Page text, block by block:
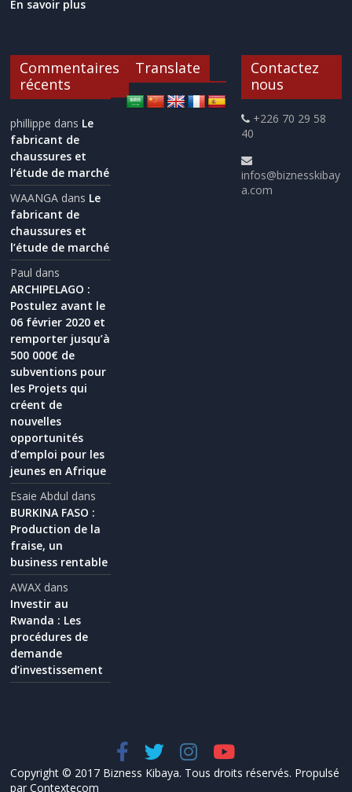
En savoir plus
Commentaires
récents
phillippe dans Le
fabricant de
chaussures et
l’étude de marché
WAANGA dans Le
fabricant de
chaussures et
l’étude de marché
Paul dans
ARCHIPELAGO :
Postulez avant le
06 février 2020 et
remporter jusqu’à
500 000€ de
subventions pour
les Projets qui
créent de
nouvelles
opportunités
d’emploi pour les
jeunes en Afrique
Esaie Abdul dans
BURKINA FASO :
Production de la
fraise, un
business rentable
AWAX dans
Investir au
Rwanda : Les
procédures de
demande
d’investissement
Translate
Contactez
nous
+226 70 29 58
40
infos@biznesskibay
a.com
Copyright © 2017 Bizness Kibaya. Tous droits réservés. Propulsé
par Contextecom